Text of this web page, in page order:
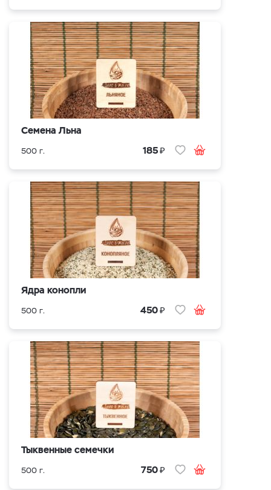
Семена Льна
500 г. 185₽
Ядра конопли
500 г. 450₽
Тыквенные семечки
500 г. 750₽